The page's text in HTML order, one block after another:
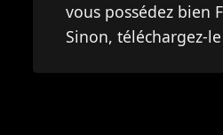
vous possédez bien
Sinon, téléchargez-le